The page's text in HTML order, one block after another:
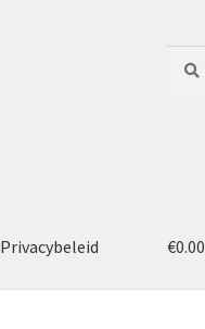
naar:
Privacybeleid €0.00